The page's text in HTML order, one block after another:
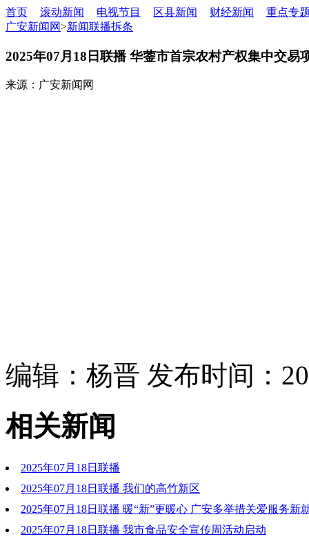
首页 滚动新闻 电视节目 区县新闻 财经新闻
重点专
广安新闻网>新闻联播拆条
2025年07月18日联播 华蓥市首宗农村产权集中交易
来源：广安新闻网
编辑：杨晋 发布时间：
相关新闻
2025年07月18日联播
2025年07月18日联播 我们的高竹新区
2025年07月18日联播 暖“新”更暖心 广安多举措关爱服务新
2025年07月18日联播 我市食品安全宣传周活动启动